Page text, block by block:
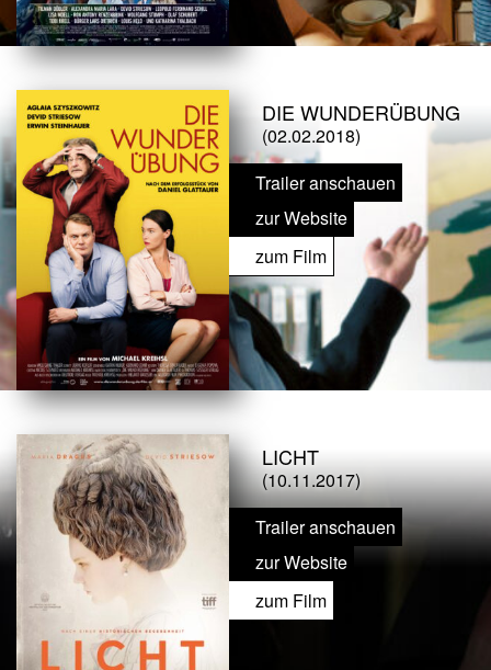
DIE WUNDERÜBUNG
(02.02.2018)
Trailer anschauen
zur Website
zum Film
LICHT
(10.11.2017)
Trailer anschauen
zur Website
zum Film